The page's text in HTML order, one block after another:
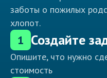
заботы о пожилых
хлопот.
1 Создайте
Опишите, что нужно
стоимость